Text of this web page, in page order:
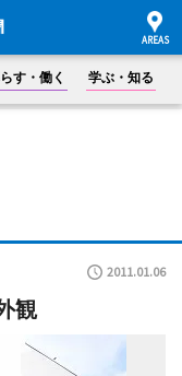
す・働く 学ぶ・知る
2011.01.06
観